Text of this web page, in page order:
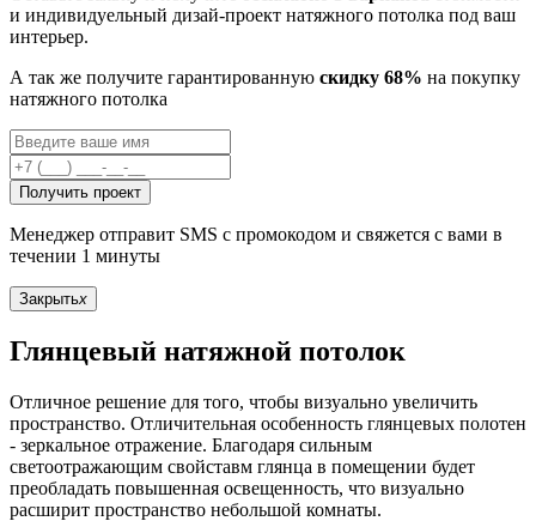
и индивидуельный дизай-проект натяжного потолка под ваш
интерьер.
А так же получите гарантированную скидку 68% на покупку
натяжного потолка
Получить проект
Менеджер отправит SMS с промокодом и свяжется с вами в
течении 1 минуты
Закрытьx
Глянцевый натяжной потолок
Отличное решение для того, чтобы визуально увеличить
пространство. Отличительная особенность глянцевых полотен
- зеркальное отражение. Благодаря сильным
светоотражающим свойставм глянца в помещении будет
преобладать повышенная освещенность, что визуально
расширит пространство небольшой комнаты.